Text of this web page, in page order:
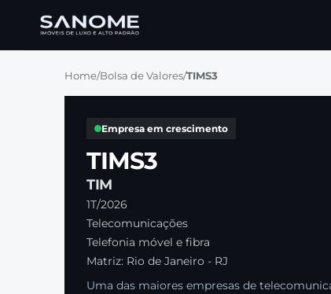
Home/Bolsa de Valores/TIMS3
Empresa em crescimento
TIMS3
TIM
1T/2026
Telecomunicações
Telefonia móvel e fibra
Matriz: Rio de Janeiro - RJ
Uma das maiores empresas de